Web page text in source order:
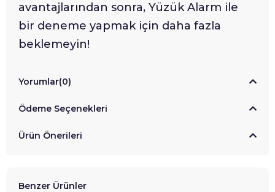
avantajlarından sonra, Yüzük Alarm ile
bir deneme yapmak için daha fazla
beklemeyin!
Yorumlar(0)
Ödeme Seçenekleri
Ürün Önerileri
Benzer Ürünler